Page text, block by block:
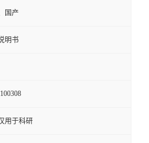
国产
明书
用于科研